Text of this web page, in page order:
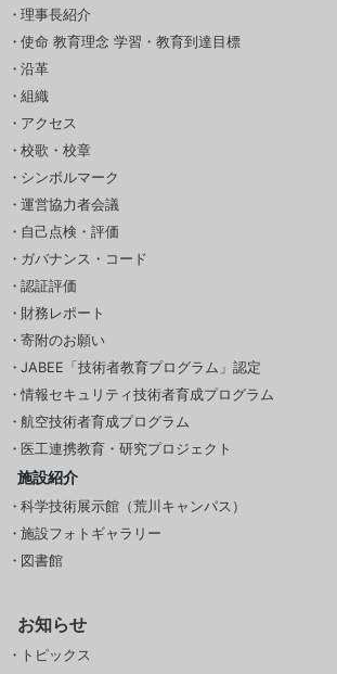
理事長紹介
使命 教育理念 学習・教育到達目標
沿革
組織
アクセス
校歌・校章
シンボルマーク
運営協力者会議
自己点検・評価
ガバナンス・コード
認証評価
財務レポート
寄附のお願い
JABEE「技術者教育プログラム」認定
情報セキュリティ技術者育成プログラム
航空技術者育成プログラム
医工連携教育・研究プロジェクト
施設紹介
科学技術展示館（荒川キャンパス）
施設フォトギャラリー
図書館
お知らせ
トピックス